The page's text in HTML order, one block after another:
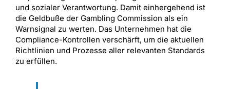
und sozialer Verantwortung. Damit einhergehend ist
die Geldbuße der Gambling Commission als ein
Warnsignal zu werten. Das Unternehmen hat die
Compliance-Kontrollen verschärft, um die aktuellen
Richtlinien und Prozesse aller relevanten Standards
zu erfüllen.